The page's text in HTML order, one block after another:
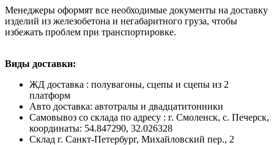
Менеджеры оформят все необходимые документы на доставку
изделий из железобетона и негабаритного груза, чтобы
избежать проблем при транспортировке.
Виды доставки:
ЖД доставка : полувагоны, сцепы и сцепы из 2
платформ
Авто доставка: автотралы и двадцатитонники
Самовывоз со склада по адресу : г. Смоленск, с. Печерск,
координаты: 54.847290, 32.026328
Cклад г. Санкт-Петербург, Михайловский пер., 2